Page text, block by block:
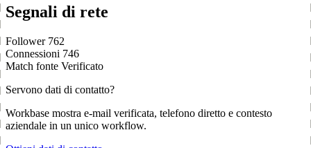
Segnali di rete
Follower 762
Connessioni 746
Match fonte Verificato
Servono dati di contatto?
Workbase mostra e-mail verificata, telefono diretto e contesto
aziendale in un unico workflow.